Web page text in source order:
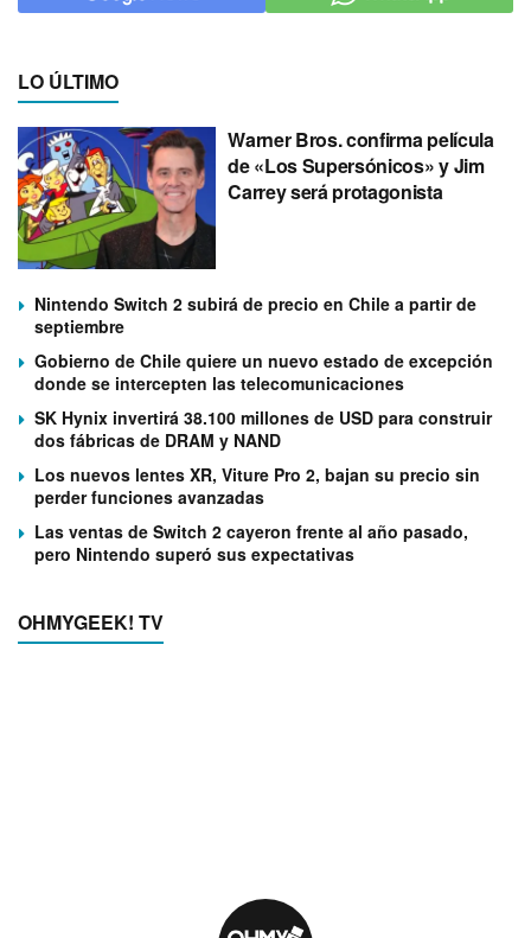
LO ÚLTIMO
Warner Bros. confirma película
de «Los Supersónicos» y Jim
Carrey será protagonista
Nintendo Switch 2 subirá de precio en Chile a partir de
septiembre
Gobierno de Chile quiere un nuevo estado de excepción
donde se intercepten las telecomunicaciones
SK Hynix invertirá 38.100 millones de USD para construir
dos fábricas de DRAM y NAND
Los nuevos lentes XR, Viture Pro 2, bajan su precio sin
perder funciones avanzadas
Las ventas de Switch 2 cayeron frente al año pasado,
pero Nintendo superó sus expectativas
OHMYGEEK! TV